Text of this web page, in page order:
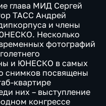
глава МИД Сергей
ТАСС Андрей
и члены
Несколько
фотографий
и ЮНЕСКО в самых
снимков посвящены
квартире
них – выступление
конгрессе